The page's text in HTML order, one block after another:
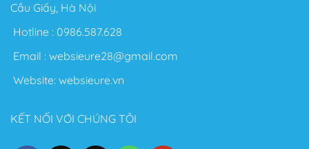
Cầu Giấy, Hà Nội
Hotline : 0986.587.628
Email : websieure28@gmail.com
Website: websieure.vn
KẾT NỐI VỚI CHÚNG TÔI